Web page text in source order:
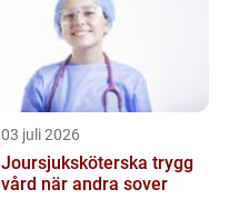
03 juli 2026
Joursjuksköterska trygg
vård när andra sover